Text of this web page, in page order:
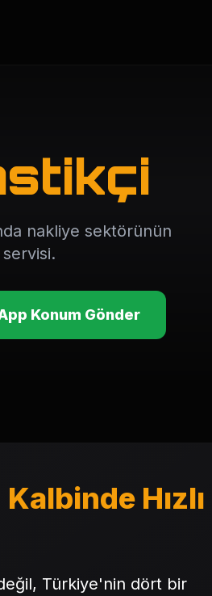
nakliye sektörünün
Konum Gönder
Hızlı
Türkiye'nin dört bir